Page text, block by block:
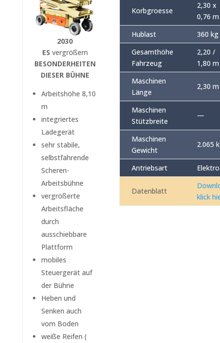
2030
ES vergrößern
BESONDERHEITEN
DIESER BÜHNE
Arbeitshöhe 8,10
m
integriertes
Ladegerät
sehr stabile,
selbstfahrende
Scheren-
Arbeitsbühne
vergrößerte
Arbeitsfläche
durch
ausschiebbare
Plattform
mobiles
Steuergerät auf
der Bühne
Heben und
Senken auch
vom Boden
weiße Reifen (
Korbgroesse
2,30 x
0,76 m
Hublast
360 kg
Gesamthöhe
Fahrzeug
2,20 /
1,80 m
Maschinen
Länge
2,30 m
Maschinen
Stützbreite
—
Maschinen
Gewicht
2.065
Antriebsart Elektro
Datenblatt
klick